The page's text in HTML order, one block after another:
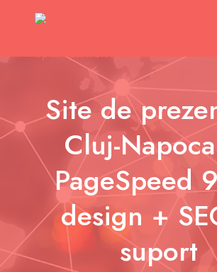
Site de
Cluj-
PageSpeed
design +
suport